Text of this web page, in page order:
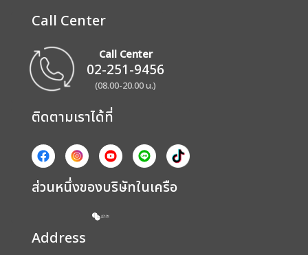
Call Center
Call Center
02-251-9456
(08.00-20.00 น.)
ติดตามเราได้ที่
ส่วนหนึ่งของบริษัทในเครือ
Address